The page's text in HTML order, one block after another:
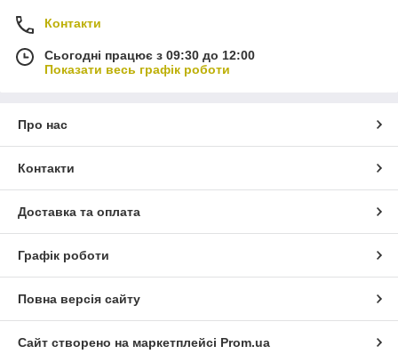
Контакти
Сьогодні працює з 09:30 до 12:00
Показати весь графік роботи
Про нас
Контакти
Доставка та оплата
Графік роботи
Повна версія сайту
Сайт створено на маркетплейсі Prom.ua